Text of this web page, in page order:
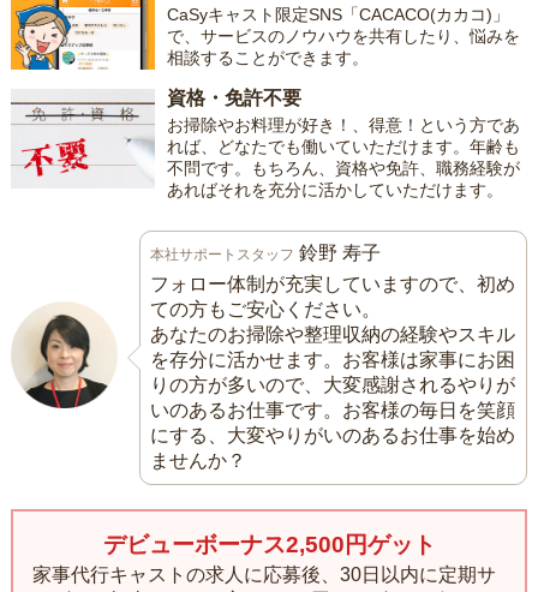
CaSyキャスト限定SNS「CACACO(カカコ)」
で、サービスのノウハウを共有したり、悩みを
相談することができます。
資格・免許不要
お掃除やお料理が好き！、得意！という方であ
れば、どなたでも働いていただけます。年齢も
不問です。もちろん、資格や免許、職務経験が
あればそれを充分に活かしていただけます。
本社サポートスタッフ 鈴野 寿子
フォロー体制が充実していますので、初め
ての方もご安心ください。
あなたのお掃除や整理収納の経験やスキル
を存分に活かせます。お客様は家事にお困
りの方が多いので、大変感謝されるやりが
いのあるお仕事です。お客様の毎日を笑顔
にする、大変やりがいのあるお仕事を始め
ませんか？
デビューボーナス2,500円ゲット
家事代行キャストの求人に応募後、30日以内に定期サ